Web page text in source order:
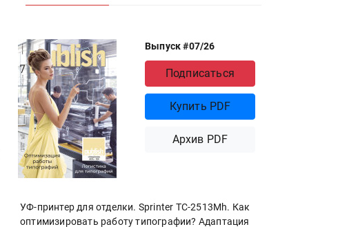
Выпуск #07/26
Подписаться
Купить PDF
Архив PDF
УФ-принтер для отделки. Sprinter ТС-2513Mh. Как
оптимизировать работу типографии? Адаптация